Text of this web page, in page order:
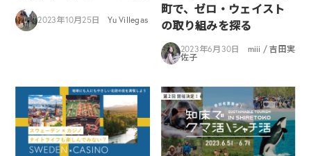
2023年10月25日 Yu Villegas
町で、ゼロ・ウェイスト
の取り組みを探る
2023年6月30日
miii / 吉田実
佐子